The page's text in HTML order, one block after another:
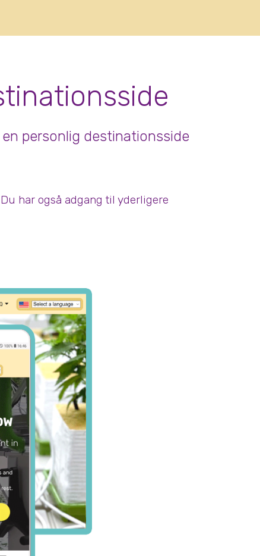
personlig destinationsside
har også adgang til yderligere